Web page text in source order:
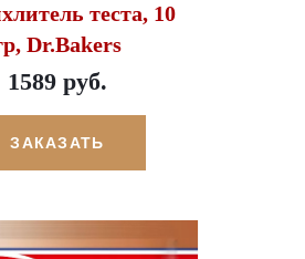
теста, 10
Dr.Bakers
1589 руб.
ЗАКАЗАТЬ